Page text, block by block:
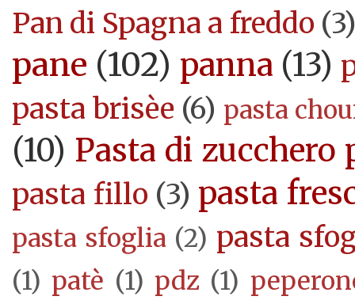
Pan di Spagna a freddo (3)
pane (102) panna (13)
pasta brisèe (6) pasta
(10) Pasta di zucchero
pasta fillo (3) pasta
pasta sfoglia (2) pasta
(1) patè (1) pdz (1)